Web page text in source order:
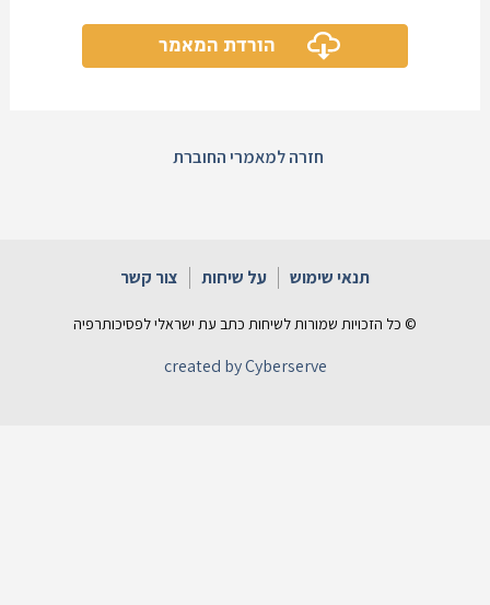
הורדת המאמר
חזרה למאמרי החוברת
תנאי שימוש על שיחות צור קשר
© כל הזכויות שמורות לשיחות כתב עת ישראלי לפסיכותרפיה
created by Cyberserve